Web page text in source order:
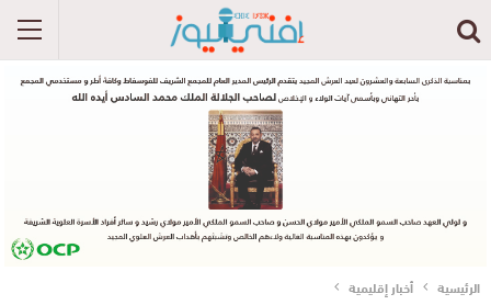
الرئيسية أخبار إقليمية